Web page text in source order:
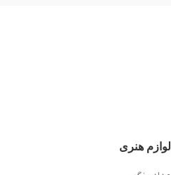
لوازم هنری